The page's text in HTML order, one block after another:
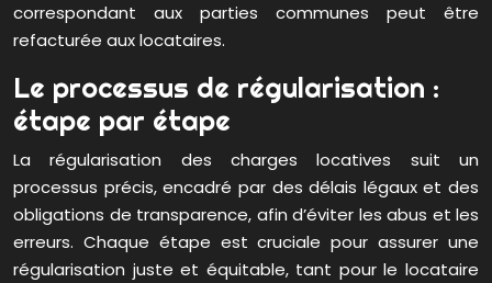
correspondant aux parties communes peut être
refacturée aux locataires.
Le processus de régularisation :
étape par étape
La régularisation des charges locatives suit un
processus précis, encadré par des délais légaux et des
obligations de transparence, afin d’éviter les abus et les
erreurs. Chaque étape est cruciale pour assurer une
régularisation juste et équitable, tant pour le locataire